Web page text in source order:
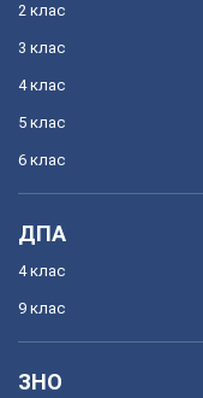
2 клас
3 клас
4 клас
5 клас
6 клас
ДПА
4 клас
9 клас
ЗНО